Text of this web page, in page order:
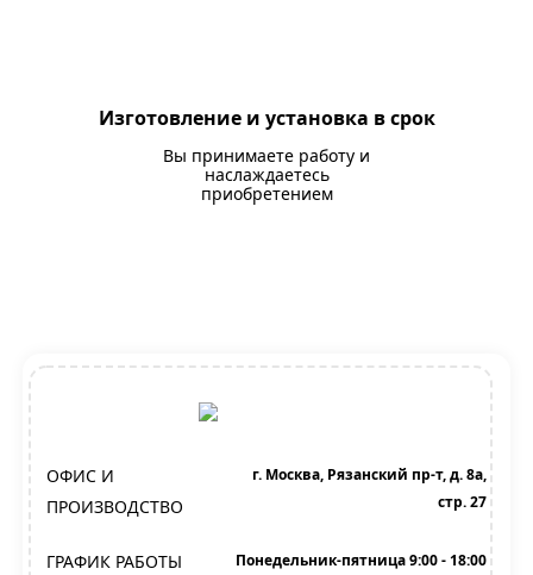
Изготовление и установка в срок
Вы принимаете работу и
наслаждаетесь
приобретением
ОФИС И
ПРОИЗВОДСТВО
г. Москва, Рязанский пр-т, д. 8а,
стр. 27
ГРАФИК РАБОТЫ Понедельник-пятница 9:00 - 18:00